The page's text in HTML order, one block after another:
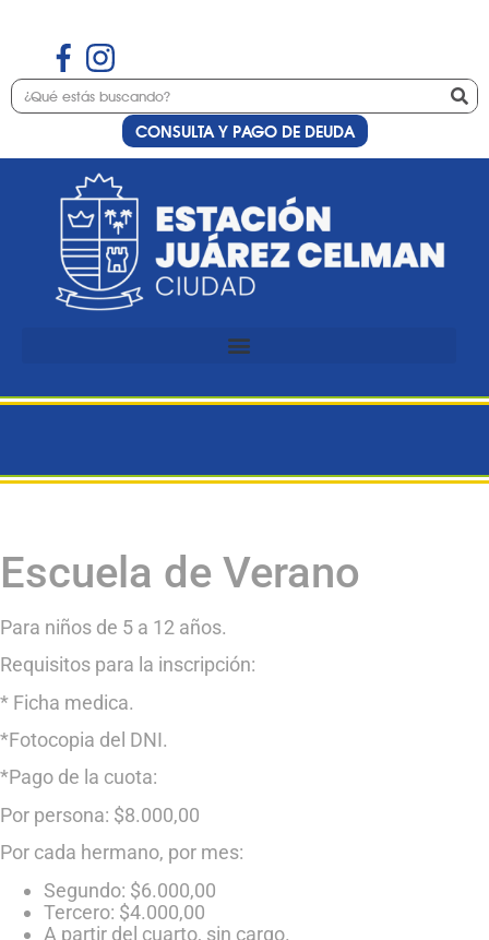
CONSULTA Y PAGO DE DEUDA
Escuela de Verano
Para niños de 5 a 12 años.
Requisitos para la inscripción:
* Ficha medica.
*Fotocopia del DNI.
*Pago de la cuota:
Por persona: $8.000,00
Por cada hermano, por mes:
Segundo: $6.000,00
Tercero: $4.000,00
A partir del cuarto, sin cargo.